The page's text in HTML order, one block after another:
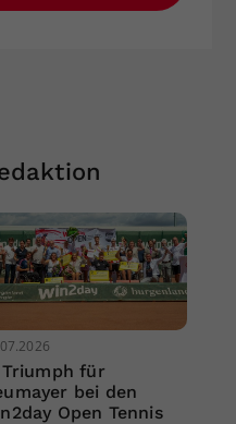
für
bei den
Open Tennis